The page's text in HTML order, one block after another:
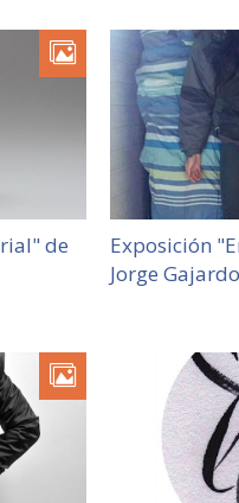
de
Exposición
Jorge Gajardo